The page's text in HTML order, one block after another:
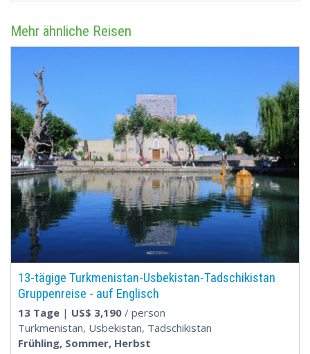
Mehr ähnliche Reisen
13-tägige Turkmenistan-Usbekistan-Tadschikistan
Gruppenreise - auf Englisch
13 Tage | US$ 3,190 / person
Turkmenistan, Usbekistan, Tadschikistan
Frühling, Sommer, Herbst